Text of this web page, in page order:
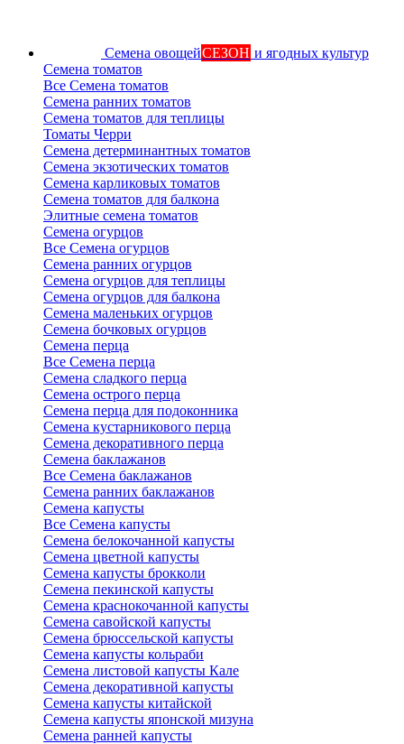
Семена овощейСЕЗОН и ягодных культур
Семена томатов
Все Семена томатов
Семена ранних томатов
Семена томатов для теплицы
Томаты Черри
Семена детерминантных томатов
Семена экзотических томатов
Семена карликовых томатов
Семена томатов для балкона
Элитные семена томатов
Семена огурцов
Все Семена огурцов
Семена ранних огурцов
Семена огурцов для теплицы
Семена огурцов для балкона
Семена маленьких огурцов
Семена бочковых огурцов
Семена перца
Все Семена перца
Семена сладкого перца
Семена острого перца
Семена перца для подоконника
Семена кустарникового перца
Семена декоративного перца
Семена баклажанов
Все Семена баклажанов
Семена ранних баклажанов
Семена капусты
Все Семена капусты
Семена белокочанной капусты
Семена цветной капусты
Семена капусты брокколи
Семена пекинской капусты
Семена краснокочанной капусты
Семена савойской капусты
Семена брюссельской капусты
Семена капусты кольраби
Семена листовой капусты Кале
Семена декоративной капусты
Семена капусты китайской
Семена капусты японской мизуна
Семена ранней капусты